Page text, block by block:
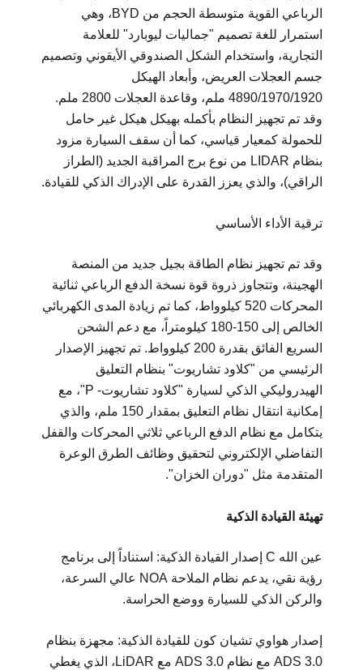
الرباعي القوية متوسطة الحجم من BYD، وهي
استمرار للغة تصميم "جماليات ليوبارد" للعلامة
التجارية، واستخدام الشكل الصندوقي الأيقوني وتصميم
جسم العجلات العريض، وأبعاد الهيكل
4890/1970/1920 ملم، وقاعدة العجلات 2800 ملم.
وقد تم تجهيز النظام بأكمله بهيكل هيكل غير حامل
للحمولة كمعيار قياسي، كما أن سقف السيارة مزود
بنظام LIDAR من نوع برج المراقبة الجديد (الطراز
الراقي)، والذي يعزز القدرة على الإدراك الذكي للقيادة.
ترقية الأداء الأساسي
وقد تم تجهيز نظام الطاقة بجيل جديد من المنصة
الهجينة، وتتجاوز ذروة قوة نسخة الدفع الرباعي ثنائية
المحركات 520 كيلوواط، كما تم زيادة المدى الكهربائي
الخالص إلى 150-180 كيلومتراً، مع دعم الشحن
السريع الفائق بقدرة 200 كيلوواط. تم تجهيز الإصدار
الرئيسي من "كلاود تشاريوت" بنظام التعليق
الهيدروليكي الذكي لسيارة "كلاود تشاريوت- P"، مع
إمكانية انتقال نظام التعليق بمقدار 150 ملم، والذي
يتكامل مع نظام الدفع الرباعي ثلاثي المحركات والقفل
التفاضلي الإلكتروني لتحقيق وظائف الطرق الوعرة
المتقدمة مثل "دوران الخزان".
تهيئة القيادة الذكية
عين الله C إصدار القيادة الذكية: استناداً إلى برنامج
رؤية نقي، يدعم نظام الملاحة NOA عالي السرعة،
والركن الذكي للسيارة ووضع الحراسة.
إصدار هواوي تشيان كون للقيادة الذكية: مجهزة بنظام
ADS 3.0 مع نظام ADS 3.0 مع LiDAR، الذي يغطي